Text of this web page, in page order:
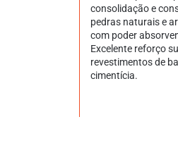
consolidação e
pedras naturais e
com poder
Excelente reforço
revestimentos de
cimentícia.